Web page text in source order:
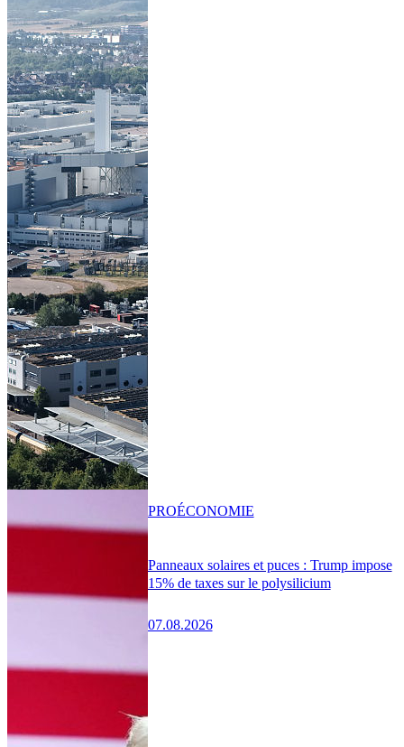
Panneaux solaires et puces : Trump impose
15% de taxes sur le polysilicium
07.08.2026
PROÉCONOMIE